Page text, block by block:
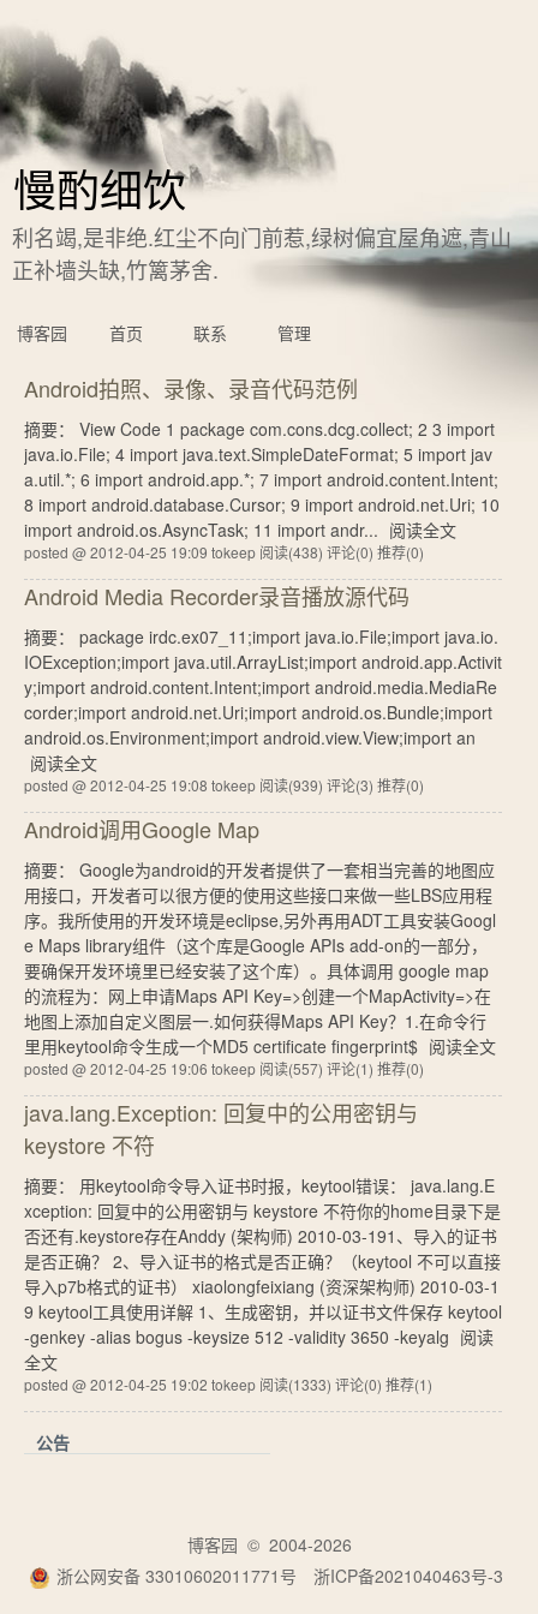
慢酌细饮
利名竭,是非绝.红尘不向门前惹,绿树偏宜屋角遮,青山
正补墙头缺,竹篱茅舍.
博客园 首页 联系 管理
Android拍照、录像、录音代码范例
摘要： View Code 1 package com.cons.dcg.collect; 2 3 import
java.io.File; 4 import java.text.SimpleDateFormat; 5 import jav
a.util.*; 6 import android.app.*; 7 import android.content.Intent;
8 import android.database.Cursor; 9 import android.net.Uri; 10
import android.os.AsyncTask; 11 import andr... 阅读全文
posted @ 2012-04-25 19:09 tokeep 阅读(438) 评论(0) 推荐(0)
Android Media Recorder录音播放源代码
摘要： package irdc.ex07_11;import java.io.File;import java.io.
IOException;import java.util.ArrayList;import android.app.Activit
y;import android.content.Intent;import android.media.MediaRe
corder;import android.net.Uri;import android.os.Bundle;import
android.os.Environment;import android.view.View;import an
阅读全文
posted @ 2012-04-25 19:08 tokeep 阅读(939) 评论(3) 推荐(0)
Android调用Google Map
摘要： Google为android的开发者提供了一套相当完善的地图应
用接口，开发者可以很方便的使用这些接口来做一些LBS应用程
序。我所使用的开发环境是eclipse,另外再用ADT工具安装Googl
e Maps library组件（这个库是Google APIs add-on的一部分，
要确保开发环境里已经安装了这个库）。具体调用 google map
的流程为：网上申请Maps API Key=>创建一个MapActivity=>在
地图上添加自定义图层一.如何获得Maps API Key？1.在命令行
里用keytool命令生成一个MD5 certificate fingerprint$ 阅读全文
posted @ 2012-04-25 19:06 tokeep 阅读(557) 评论(1) 推荐(0)
java.lang.Exception: 回复中的公用密钥与
keystore 不符
摘要： 用keytool命令导入证书时报，keytool错误： java.lang.E
xception: 回复中的公用密钥与 keystore 不符你的home目录下是
否还有.keystore存在Anddy (架构师) 2010-03-191、导入的证书
是否正确？ 2、导入证书的格式是否正确？（keytool 不可以直接
导入p7b格式的证书） xiaolongfeixiang (资深架构师) 2010-03-1
9 keytool工具使用详解 1、生成密钥，并以证书文件保存 keytool
-genkey -alias bogus -keysize 512 -validity 3650 -keyalg 阅读
全文
posted @ 2012-04-25 19:02 tokeep 阅读(1333) 评论(0) 推荐(1)
公告
博客园 © 2004-2026
浙公网安备 33010602011771号
浙ICP备2021040463号-3